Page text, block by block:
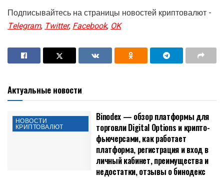
Подписывайтесь на страницы новостей криптовалют -
Telegram,Twitter,Facebook,OK
Актуальные новости
НОВОСТИ
КРИПТОВАЛЮТ
Binodex — обзор платформы для
торговли Digital Options и крипто-
фьючерсами, как работает
платформа, регистрация и вход в
личный кабинет, преимущества и
недостатки, отзывы о бинодекс